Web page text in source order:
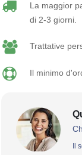
La maggior
di 2-3 giorni.
Trattative
Il minimo
Il